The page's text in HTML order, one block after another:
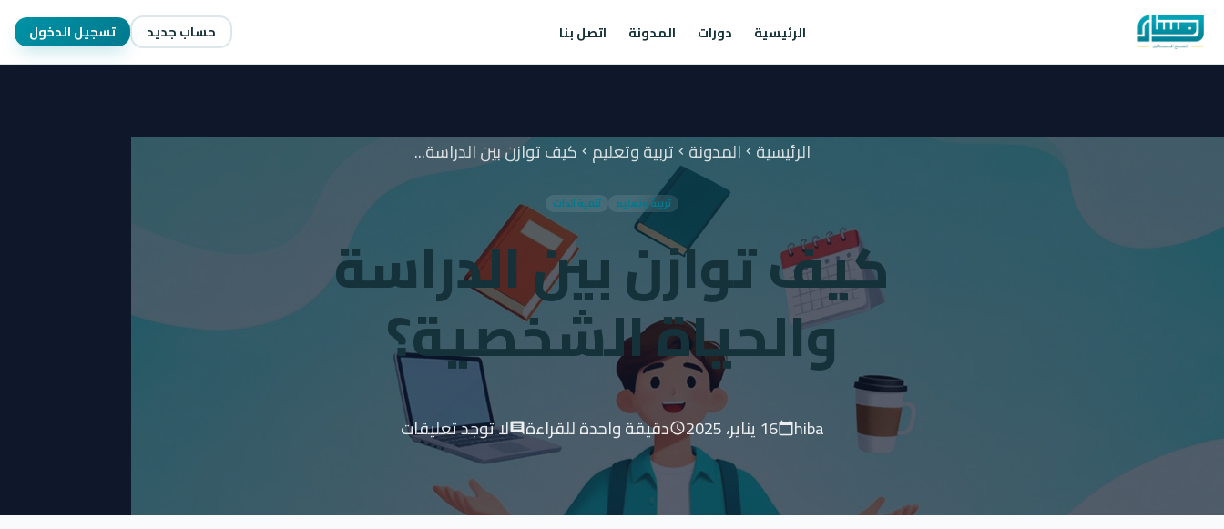
الرئيسية دورات المدونة اتصل بنا حساب جديد تسجيل الدخول
الرئيسية chevron_left المدونة chevron_left تربية وتعليم chevron_left كيف توازن بين الدراسة...
تربية وتعليم تنمية الذات
كيف توازن بين الدراسة
والحياة الشخصية؟
hiba
calendar_today16 يناير، 2025 scheduleدقيقة واحدة للقراءة commentلا توجد تعليقات